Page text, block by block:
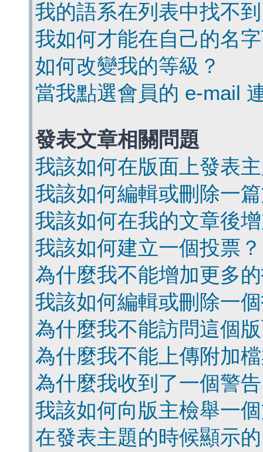
我的語系在列表中找不
我如何才能在自己的名
如何改變我的等級？
當我點選會員的 e-mail
發表文章相關問題
我該如何在版面上發表
我該如何編輯或刪除一
我該如何在我的文章後
我該如何建立一個投票？
為什麼我不能增加更多
我該如何編輯或刪除一
為什麼我不能訪問這個
為什麼我不能上傳附加
為什麼我收到了一個警
我該如何向版主檢舉一
在發表主題的時候顯示